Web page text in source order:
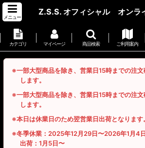
メニュー
Z.S.S. オフィシャル オンラ
カテゴリ マイページ 商品検索 ご利用案内
※一部大型商品を除き、営業日15時までの注
します。
※一部大型商品を除き、営業日15時までの注
します。
※本日は休業日のため翌営業日出荷となります
※冬季休業：2025年12月29日〜2026年1月4
出荷：1月5日〜